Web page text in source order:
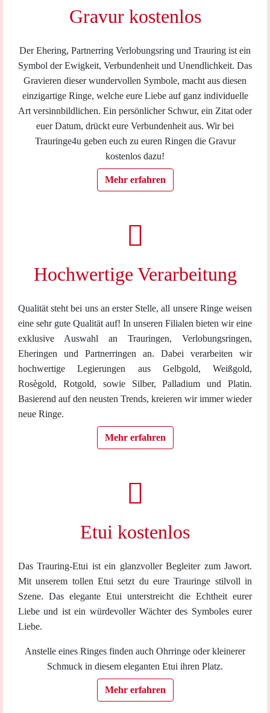
Gravur kostenlos
Der Ehering, Partnerring Verlobungsring und Trauring ist ein
Symbol der Ewigkeit, Verbundenheit und Unendlichkeit. Das
Gravieren dieser wundervollen Symbole, macht aus diesen
einzigartige Ringe, welche eure Liebe auf ganz individuelle
Art versinnbildlichen. Ein persönlicher Schwur, ein Zitat oder
euer Datum, drückt eure Verbundenheit aus. Wir bei
Trauringe4u geben euch zu euren Ringen die Gravur
kostenlos dazu!
Mehr erfahren
Hochwertige Verarbeitung
Qualität steht bei uns an erster Stelle, all unsere Ringe weisen
eine sehr gute Qualität auf! In unseren Filialen bieten wir eine
exklusive Auswahl an Trauringen, Verlobungsringen,
Eheringen und Partnerringen an. Dabei verarbeiten wir
hochwertige Legierungen aus Gelbgold, Weißgold,
Rosègold, Rotgold, sowie Silber, Palladium und Platin.
Basierend auf den neusten Trends, kreieren wir immer wieder
neue Ringe.
Mehr erfahren
Etui kostenlos
Das Trauring-Etui ist ein glanzvoller Begleiter zum Jawort.
Mit unserem tollen Etui setzt du eure Trauringe stilvoll in
Szene. Das elegante Etui unterstreicht die Echtheit eurer
Liebe und ist ein würdevoller Wächter des Symboles eurer
Liebe.
Anstelle eines Ringes finden auch Ohrringe oder kleinerer
Schmuck in diesem eleganten Etui ihren Platz.
Mehr erfahren